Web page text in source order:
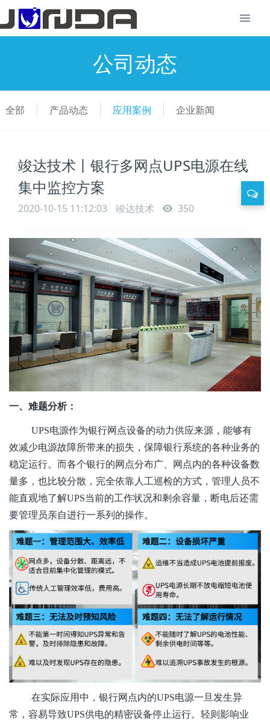
公司动态
全部 产品动态 应用案例 企业新闻
竣达技术丨银行多网点UPS电源在线
集中监控方案
2020-10-15 11:12:03 竣达技术 350
一、难题分析：
UPS电源作为银行网点设备的动力供应来源，能够有
效减少电源故障所带来的损失，保障银行系统的各种业务的
稳定运行。而各个银行的网点分布广、网点内的各种设备数
量多，也比较分散，完全依靠人工巡检的方式，管理人员不
能直观地了解UPS当前的工作状况和剩余容量，断电后还需
要管理员亲自进行一系列的操作。
在实际应用中，银行网点内的UPS电源一旦发生异
常，容易导致UPS供电的精密设备停止运行。轻则影响业